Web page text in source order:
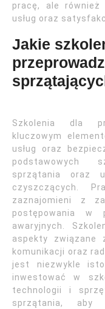
pracę, ale również
usług oraz
Jakie
Szkolenia dla
kluczowym
usług oraz
podstawowych
sprzątania oraz
czyszczących.
zaznajomieni z
postępowania w
awaryjnych.
aspekty związane
komunikacji oraz
jest niezwykle
inwestować w
technologii i
sprzątania, aby